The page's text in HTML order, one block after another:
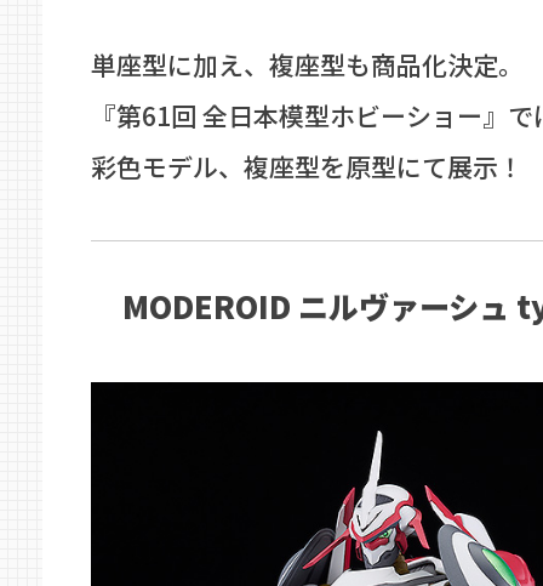
単座型に加え、複座型も商品化決定。
『第61回 全日本模型ホビーショー』
彩色モデル、複座型を原型にて展示！
MODEROID ニルヴァーシュ